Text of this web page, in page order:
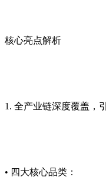
核心亮点解析
1. 全产业链深度覆盖，
• 四大核心品类：